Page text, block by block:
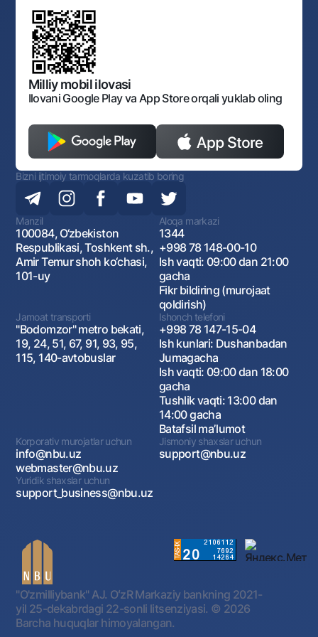
Korporativ uslub
Sayt haritasi
Shaxsiy ma'lumotlarni qayta ishlashga rozilik berish
O‘zbekiston Tasviriy san’at galereyasi
Normativ-huquqiy hujjatlar loyihalarini muhokama qilish
Normativ huquqiy hujjatlar
O'zbekiston Respublikasi Tashqi Iqtisodiy Faoliyat Milliy
Bankining ish tartibi va rejimi
Ochiq ma'lumotlar
Monopoliyaga qarshi komplaens
Milliy mobil ilovasi
Ilovani Google Play va App Store orqali yuklab oling
Bizni ijtimoiy tarmoqlarda kuzatib boring
Manzil
100084, O‘zbekiston
Respublikasi, Toshkent sh.,
Amir Temur shoh ko‘chasi,
101-uy
Aloqa markazi
1344
+998 78 148-00-10
Ish vaqti: 09:00 dan 21:00
gacha
Fikr bildiring (murojaat
qoldirish)
Jamoat transporti
"Bodomzor" metro bekati,
19, 24, 51, 67, 91, 93, 95,
115, 140-avtobuslar
Ishonch telefoni
+998 78 147-15-04
Ish kunlari: Dushanbadan
Jumagacha
Ish vaqti: 09:00 dan 18:00
gacha
Tushlik vaqti: 13:00 dan
14:00 gacha
Batafsil maʼlumot
Korporativ murojatlar uchun
info@nbu.uz
webmaster@nbu.uz
Jismoniy shaxslar uchun
support@nbu.uz
Yuridik shaxslar uchun
support_business@nbu.uz
"O'zmilliybank" AJ. OʻzR Markaziy bankning 2021-
yil 25-dekabrdagi 22-sonli litsenziyasi. © 2026
Barcha huquqlar himoyalangan.